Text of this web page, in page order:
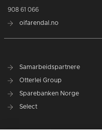
908 61 066
oifarendal.no
Samarbeidspartnere
Otterlei Group
Sparebanken Norge
Select